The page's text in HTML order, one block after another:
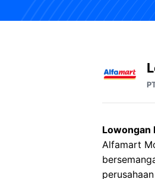
Lowongan
Alfamart